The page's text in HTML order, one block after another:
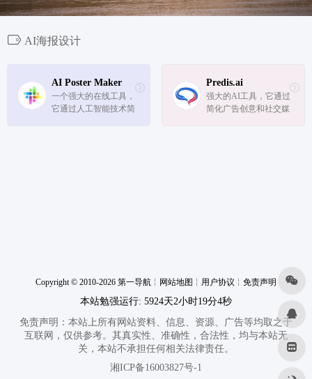
AI海报设计
AI Poster Maker
一个强大的在线工具，
它通过人工智能技术简
Predis.ai
强大的AI工具，它通过
简化广告创意和社交媒
Copyright © 2010-2026 第一导航 ╎ 网站地图 ╎ 用户协议 ╎ 免责声明
本站勉强运行: 5924天2小时19分4秒
免责声明：本站上所有网站资料、信息、资源、广告等均取之于
互联网，仅供参考。其真实性、准确性，合法性，均与本站无
关，本站不承担任何相关法律责任。
湘ICP备16003827号-1